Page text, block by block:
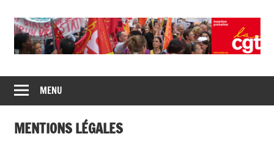
content
CGT
insertion
de
syndicats
CGT
insertion
MENU
MENTIONS LÉGALES